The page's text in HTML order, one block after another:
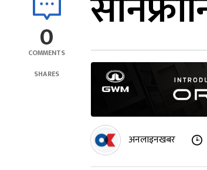
0
COMMENTS
SHARES
अनलाइनखबर